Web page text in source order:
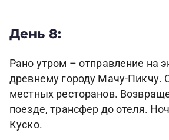
День 8:
Рано утром – отправление на
древнему городу Мачу-Пикчу.
местных ресторанов.
поезде, трансфер до отеля.
Куско.